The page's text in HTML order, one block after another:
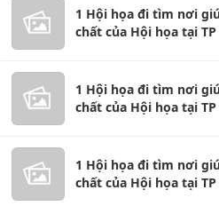
1 Hội họa đi tìm nơi
chất của Hội họa tại
1 Hội họa đi tìm nơi
chất của Hội họa tại
1 Hội họa đi tìm nơi
chất của Hội họa tại